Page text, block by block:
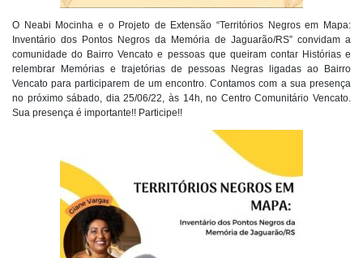
O Neabi Mocinha e o Projeto de Extensão “Territórios Negros em Mapa:
Inventário dos Pontos Negros da Memória de Jaguarão/RS” convidam a
comunidade do Bairro Vencato e pessoas que queiram contar Histórias e
relembrar Memórias e trajetórias de pessoas Negras ligadas ao Bairro
Vencato para participarem de um encontro. Contamos com a sua presença
no próximo sábado, dia 25/06/22, às 14h, no Centro Comunitário Vencato.
Sua presença é importante!! Participe!!